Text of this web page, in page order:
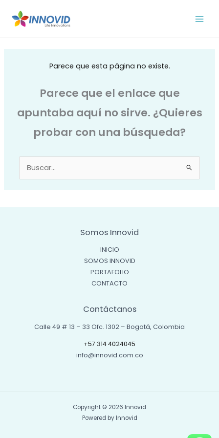
Parece que esta página no existe.
Parece que el enlace que
apuntaba aquí no sirve. ¿Quieres
probar con una búsqueda?
Buscar
por:
Somos Innovid
INICIO
SOMOS INNOVID
PORTAFOLIO
CONTACTO
Contáctanos
Calle 49 # 13 – 33 Ofc. 1302 – Bogotá, Colombia
+57 314 4024045
info@innovid.com.co
Copyright © 2026 Innovid
Powered by Innovid